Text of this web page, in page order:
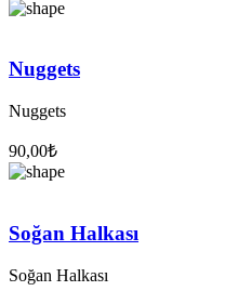
Nuggets
Nuggets
90,00₺
Soğan Halkası
Soğan Halkası